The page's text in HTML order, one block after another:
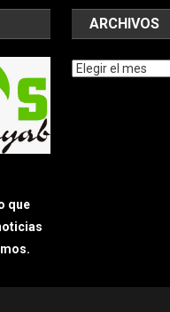
que
ARCHIVOS
Archivos